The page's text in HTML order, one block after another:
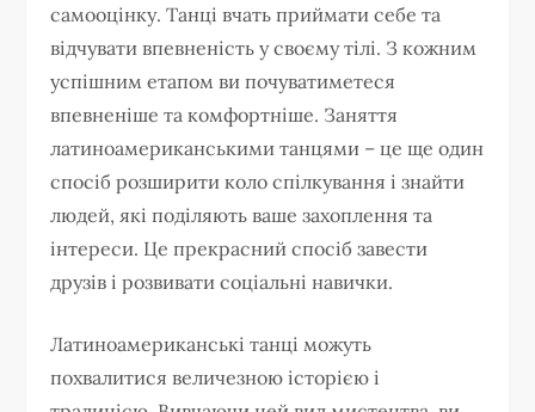
самооцінку. Танці вчать приймати себе та
відчувати впевненість у своєму тілі. З кожним
успішним етапом ви почуватиметеся
впевненіше та комфортніше. Заняття
латиноамериканськими танцями – це ще один
спосіб розширити коло спілкування і знайти
людей, які поділяють ваше захоплення та
інтереси. Це прекрасний спосіб завести
друзів і розвивати соціальні навички.
Латиноамериканські танці можуть
похвалитися величезною історією і